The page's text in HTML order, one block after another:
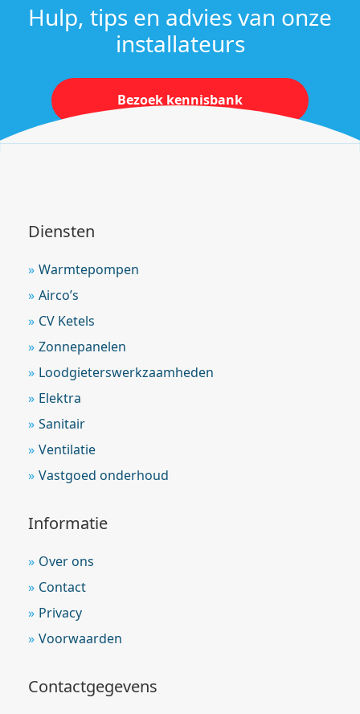
Hulp, tips en advies van onze
installateurs
Bezoek kennisbank
Diensten
Warmtepompen
Airco’s
CV Ketels
Zonnepanelen
Loodgieterswerkzaamheden
Elektra
Sanitair
Ventilatie
Vastgoed onderhoud
Informatie
Over ons
Contact
Privacy
Voorwaarden
Contactgegevens